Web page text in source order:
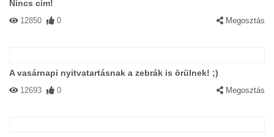
Nincs cím!
12850 0 Megosztás
A vasárnapi nyitvatartásnak a zebrák is örülnek! ;)
12693 0 Megosztás